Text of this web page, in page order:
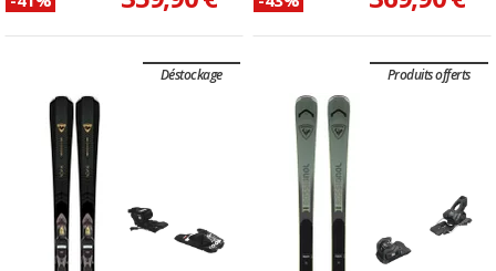
Déstockage Produits offerts